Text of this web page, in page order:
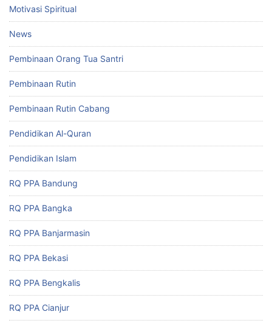
Motivasi Spiritual
News
Pembinaan Orang Tua Santri
Pembinaan Rutin
Pembinaan Rutin Cabang
Pendidikan Al-Quran
Pendidikan Islam
RQ PPA Bandung
RQ PPA Bangka
RQ PPA Banjarmasin
RQ PPA Bekasi
RQ PPA Bengkalis
RQ PPA Cianjur